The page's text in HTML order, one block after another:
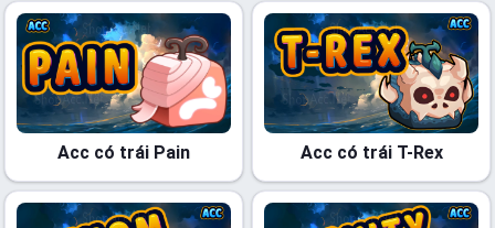
Acc có trái Pain Acc có trái T-Rex